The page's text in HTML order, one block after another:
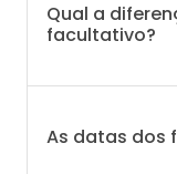
Qual a
facultativo?
As datas dos